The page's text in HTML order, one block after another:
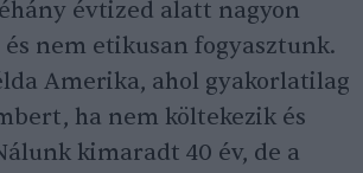
évtized alatt nagyon
nem etikusan fogyasztunk.
Amerika, ahol gyakorlatilag
ha nem költekezik és
kimaradt 40 év, de a